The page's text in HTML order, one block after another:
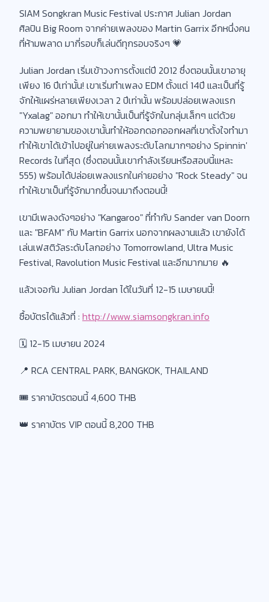
SIAM Songkran Music Festival ประกาศ Julian Jordan
ศิลปิน Big Room จากค่ายเพลงของ Martin Garrix อีกหนึ่งคน
ที่ห้ามพลาด มากี่รอบก็เล่นดีทุกรอบจริงๆ 💗
Julian Jordan เริ่มเข้าวงการตั้งแต่ปี 2012 ซึ่งตอนนั้นเขาอายุ
เพียง 16 ปีเท่านั้น! เขาเริ่มทำเพลง EDM ตั้งแต่ 14ปี และเป็นที่รู้
จักให้แผร่หลายเพียงเวลา 2 ปีเท่านั้น พร้อมปล่อยเพลงแรก
"Yxalag" ออกมา ทำให้เขานั้นเป็นที่รู้จักในกลุ่มเล็กๆ แต่ด้วย
ความพยายามของเขานั้นทำให้ออกดอกออกผลที่เขาตั้งใจทำมา
ทำให้เขาได้เข้าไปอยู่ในค่ายเพลงระดับโลกมากๆอย่าง Spinnin'
Records ในที่สุด (ซึ่งตอนนั้นเขากำลังเรียนหรือสอบนี้แหละ
555) พร้อมได้ปล่อยเพลงแรกในค่ายอย่าง "Rock Steady" จน
ทำให้เขาเป็นที่รู้จักมากขึ้นจนมาถึงตอนนี้!
เขามีเพลงดังๆอย่าง "Kangaroo" ที่ทำกับ Sander van Doorn
และ "BFAM" กับ Martin Garrix นอกจากผลงานแล้ว เขายังได้
เล่นเฟสติวัลระดับโลกอย่าง Tomorrowland, Ultra Music
Festival, Ravolution Music Festival และอีกมากมาย 🔥
แล้วเจอกัน Julian Jordan ได้ในวันที่ 12-15 เมษายนนี้!
ซื้อบัตรได้แล้วที่ : http://www.siamsongkran.info
🗓 12-15 เมษายน 2024
📍 RCA CENTRAL PARK, BANGKOK, THAILAND
🎟️ ราคาบัตรตอนนี้ 4,600 THB
👑 ราคาบัตร VIP ตอนนี้ 8,200 THB